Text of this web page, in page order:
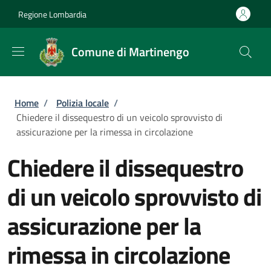
Regione Lombardia
Comune di Martinengo
Briciole di pane
Home / Polizia locale /
Chiedere il dissequestro di un veicolo sprovvisto di
assicurazione per la rimessa in circolazione
Chiedere il dissequestro
di un veicolo sprovvisto di
assicurazione per la
rimessa in circolazione